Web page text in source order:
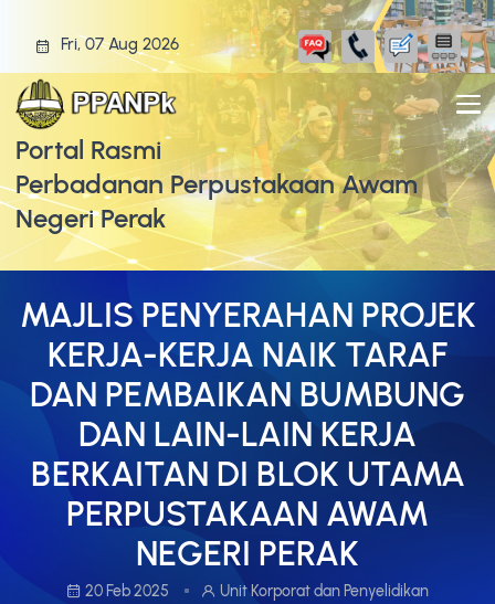
Fri, 07 Aug 2026
Portal Rasmi
Perbadanan Perpustakaan Awam
Negeri Perak
MAJLIS PENYERAHAN PROJEK
KERJA-KERJA NAIK TARAF
DAN PEMBAIKAN BUMBUNG
DAN LAIN-LAIN KERJA
BERKAITAN DI BLOK UTAMA
PERPUSTAKAAN AWAM
NEGERI PERAK
20 Feb 2025 Unit Korporat dan Penyelidikan